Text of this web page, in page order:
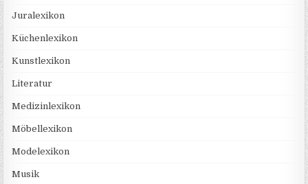
Juralexikon
Küchenlexikon
Kunstlexikon
Literatur
Medizinlexikon
Möbellexikon
Modelexikon
Musik